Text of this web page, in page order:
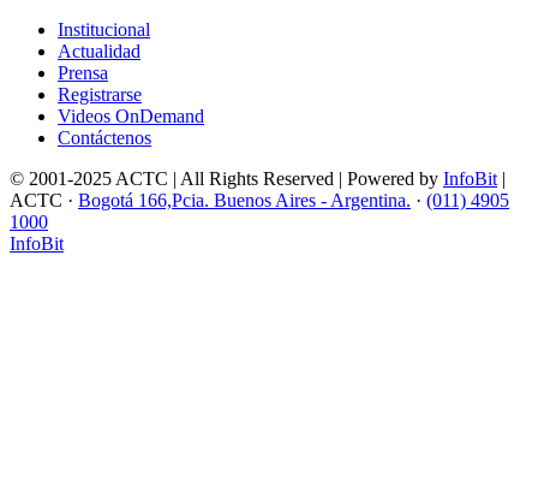
Institucional
Actualidad
Prensa
Registrarse
Videos OnDemand
Contáctenos
© 2001-2025 ACTC | All Rights Reserved | Powered by InfoBit |
ACTC · Bogotá 166,Pcia. Buenos Aires - Argentina. · (011) 4905
1000
InfoBit